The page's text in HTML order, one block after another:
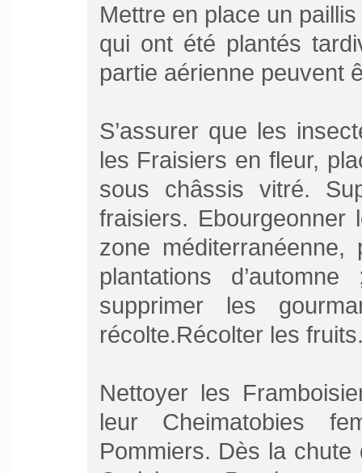
Mettre en place un
qui ont été plantés
partie aérienne peuvent
S’assurer que les
les Fraisiers en fleur,
sous châssis vitré.
fraisiers. Ebourgeonner
zone
plantations
supprimer les
récolte.Récolter les
Nettoyer les
leur Cheimatobies
Pommiers. Dès la